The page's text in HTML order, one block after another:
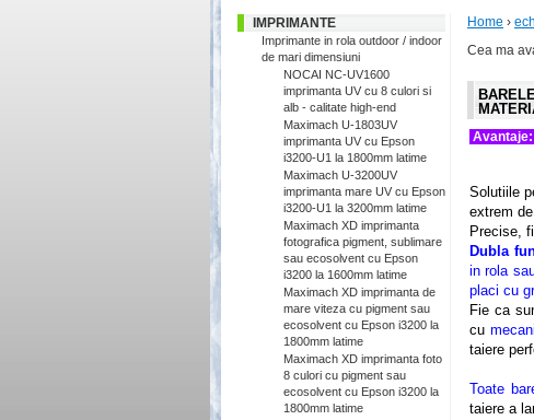
IMPRIMANTE
Imprimante in rola outdoor / indoor
de mari dimensiuni
NOCAI NC-UV1600
imprimanta UV cu 8 culori si
alb - calitate high-end
Maximach U-1803UV
imprimanta UV cu Epson
i3200-U1 la 1800mm latime
Maximach U-3200UV
imprimanta mare UV cu Epson
i3200-U1 la 3200mm latime
Maximach XD imprimanta
fotografica pigment, sublimare
sau ecosolvent cu Epson
i3200 la 1600mm latime
Maximach XD imprimanta de
mare viteza cu pigment sau
ecosolvent cu Epson i3200 la
1800mm latime
Maximach XD imprimanta foto
8 culori cu pigment sau
ecosolvent cu Epson i3200 la
1800mm latime
Home ›
Cea ma
Solutiile
extrem
Precise,
Dubla
in rola
placi cu
Fie ca
cu
taiere
Toate
taiere a